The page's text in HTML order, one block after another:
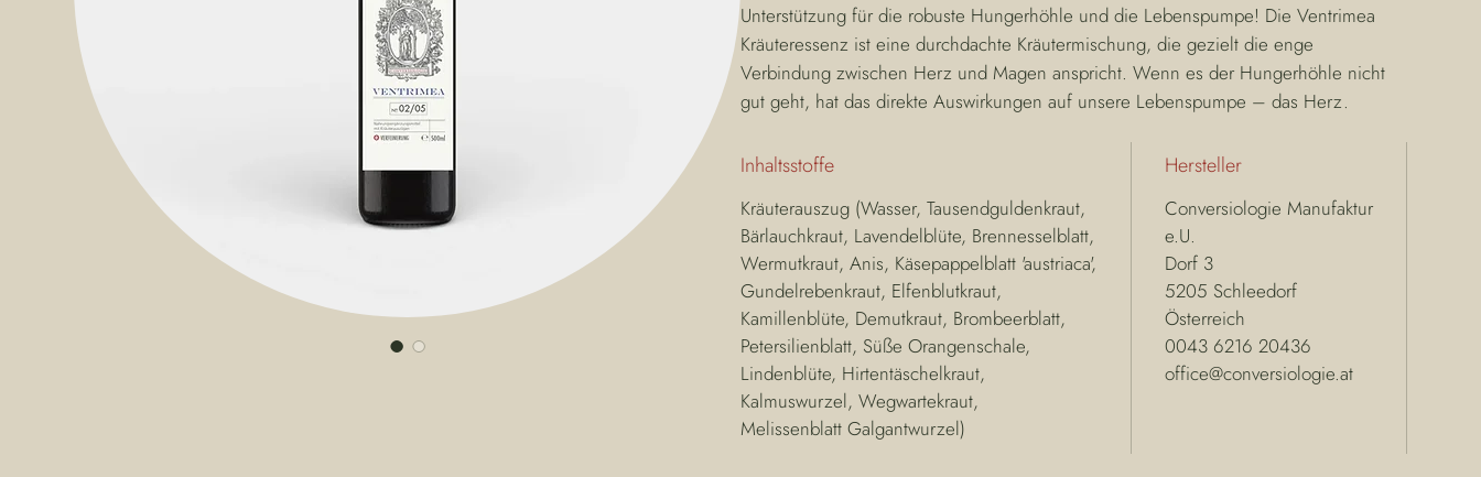
Unterstützung für die robuste Hungerhöhle und die Lebenspumpe! Die Ventrimea
Kräuteressenz ist eine durchdachte Kräutermischung, die gezielt die enge
Verbindung zwischen Herz und Magen anspricht. Wenn es der Hungerhöhle nicht
gut geht, hat das direkte Auswirkungen auf unsere Lebenspumpe – das Herz.
Inhaltsstoffe
Kräuterauszug (Wasser, Tausendguldenkraut,
Bärlauchkraut, Lavendelblüte, Brennesselblatt,
Wermutkraut, Anis, Käsepappelblatt 'austriaca',
Gundelrebenkraut, Elfenblutkraut,
Kamillenblüte, Demutkraut, Brombeerblatt,
Petersilienblatt, Süße Orangenschale,
Lindenblüte, Hirtentäschelkraut,
Kalmuswurzel, Wegwartekraut,
Melissenblatt Galgantwurzel)
Hersteller
Conversiologie Manufaktur
e.U.
Dorf 3
5205 Schleedorf
Österreich
0043 6216 20436
office@conversiologie.at